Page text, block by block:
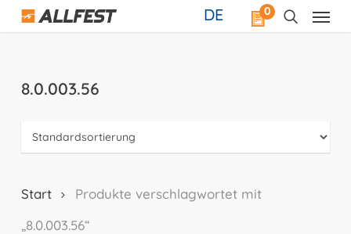
Skip
0
DE
8.0.003.56
Start
Produkte verschlagwortet mit
„8.0.003.56“